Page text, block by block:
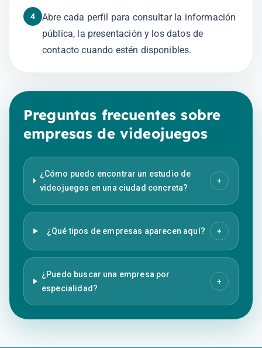
4
Abre cada perfil para consultar la información
pública, la presentación y los datos de
contacto cuando estén disponibles.
Preguntas frecuentes sobre
empresas de videojuegos
¿Cómo puedo encontrar un estudio de
videojuegos en una ciudad concreta?
+
¿Qué tipos de empresas aparecen aquí? +
¿Puedo buscar una empresa por
especialidad?
+